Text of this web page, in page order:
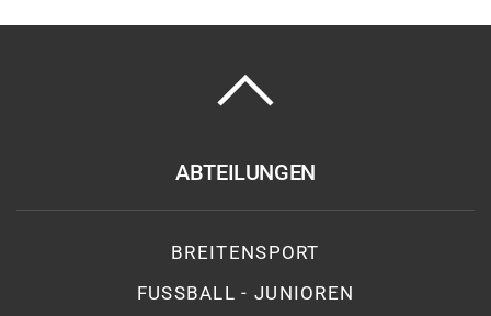
ABTEILUNGEN
BREITENSPORT
FUSSBALL - JUNIOREN